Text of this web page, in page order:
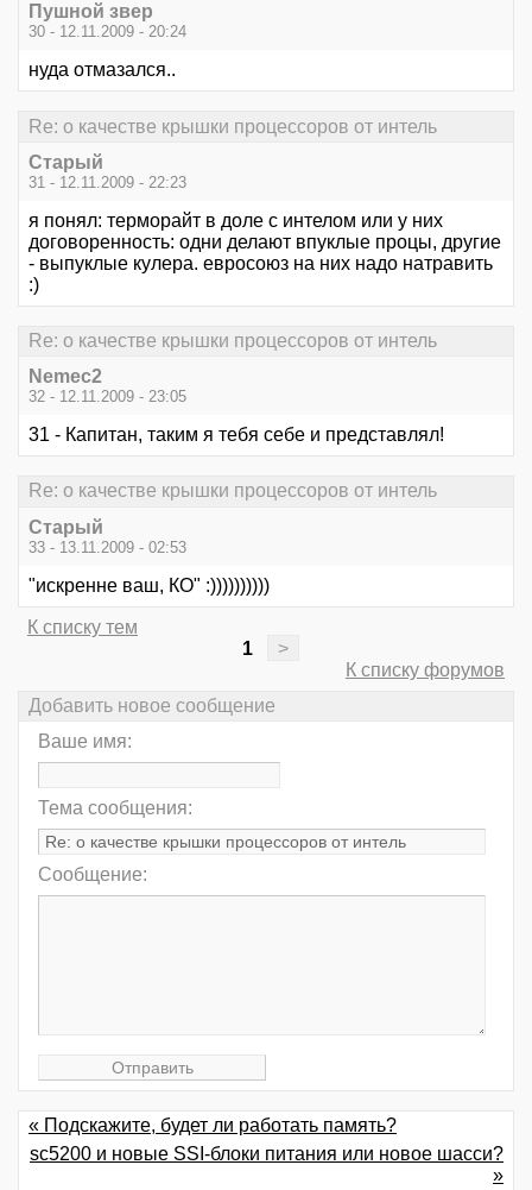
Пушной звер
30 - 12.11.2009 - 20:24
нуда отмазался..
Re: о качестве крышки процессоров от интель
Старый
31 - 12.11.2009 - 22:23
я понял: терморайт в доле с интелом или у них
договоренность: одни делают впуклые процы, другие
- выпуклые кулера. евросоюз на них надо натравить
:)
Re: о качестве крышки процессоров от интель
Nemec2
32 - 12.11.2009 - 23:05
31 - Капитан, таким я тебя себе и представлял!
Re: о качестве крышки процессоров от интель
Старый
33 - 13.11.2009 - 02:53
"искренне ваш, КО" :))))))))))
К списку тем
1
>
К списку форумов
Добавить новое сообщение
Ваше имя:
Тема сообщения:
Сообщение:
« Подскажите, будет ли работать память?
sc5200 и новые SSI-блоки питания или новое шасси?
»